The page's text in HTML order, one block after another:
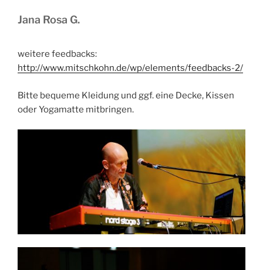
Jana Rosa G.
weitere feedbacks:
http://www.mitschkohn.de/wp/elements/feedbacks-2/
Bitte bequeme Kleidung und ggf. eine Decke, Kissen
oder Yogamatte mitbringen.